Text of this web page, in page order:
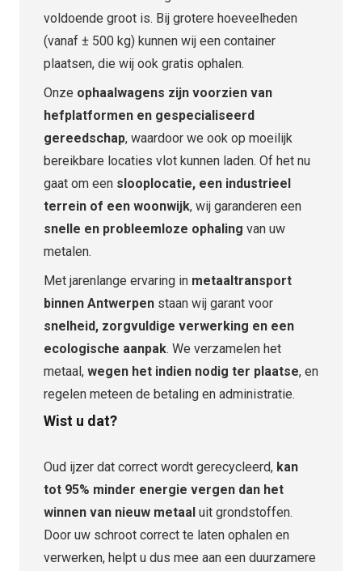
voldoende groot is. Bij grotere hoeveelheden
(vanaf ± 500 kg) kunnen wij een container
plaatsen, die wij ook gratis ophalen.
Onze ophaalwagens zijn voorzien van
hefplatformen en gespecialiseerd
gereedschap, waardoor we ook op moeilijk
bereikbare locaties vlot kunnen laden. Of het nu
gaat om een slooplocatie, een industrieel
terrein of een woonwijk, wij garanderen een
snelle en probleemloze ophaling van uw
metalen.
Met jarenlange ervaring in metaaltransport
binnen Antwerpen staan wij garant voor
snelheid, zorgvuldige verwerking en een
ecologische aanpak. We verzamelen het
metaal, wegen het indien nodig ter plaatse, en
regelen meteen de betaling en administratie.
Wist u dat?
Oud ijzer dat correct wordt gerecycleerd, kan
tot 95% minder energie vergen dan het
winnen van nieuw metaal uit grondstoffen.
Door uw schroot correct te laten ophalen en
verwerken, helpt u dus mee aan een duurzamere